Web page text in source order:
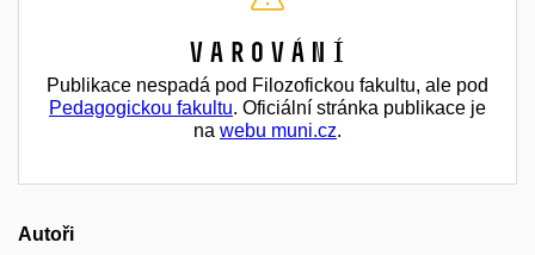
Varování
Publikace nespadá pod Filozofickou fakultu, ale pod
Pedagogickou fakultu. Oficiální stránka publikace je
na webu muni.cz.
Autoři